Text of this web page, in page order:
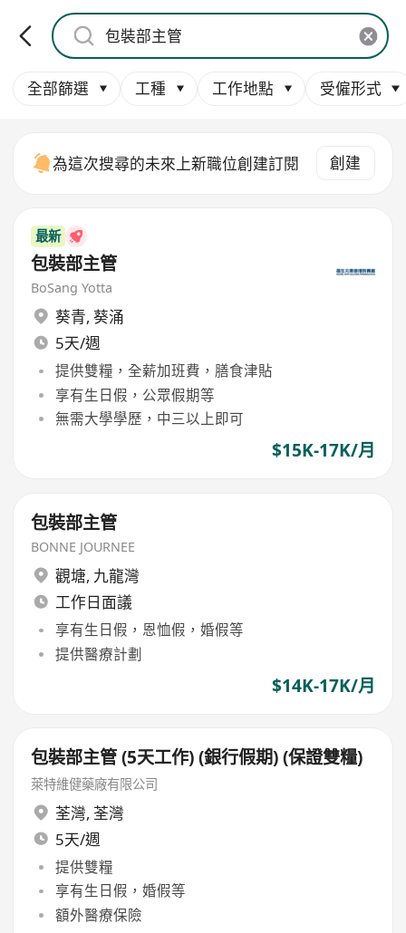
全部篩選 工種 工作地點 受僱形式
為這次搜尋的未來上新職位創建訂閱 創建
最新
包裝部主管
BoSang Yotta
葵青, 葵涌
5天/週
提供雙糧，全薪加班費，膳食津貼
享有生日假，公眾假期等
無需大學學歷，中三以上即可
$15K-17K/月
包裝部主管
BONNE JOURNEE
觀塘, 九龍灣
工作日面議
享有生日假，恩恤假，婚假等
提供醫療計劃
$14K-17K/月
包裝部主管 (5天工作) (銀行假期) (保證雙糧)
萊特維健藥廠有限公司
荃灣, 荃灣
5天/週
提供雙糧
享有生日假，婚假等
額外醫療保險